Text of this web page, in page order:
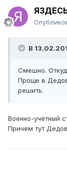
В
Смешно.
Проще в
решить.
Военно-учётный
Причём тут